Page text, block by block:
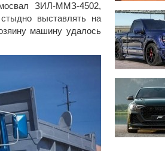
ЗИЛ-ММЗ-4502,
выставлять на
машину удалось